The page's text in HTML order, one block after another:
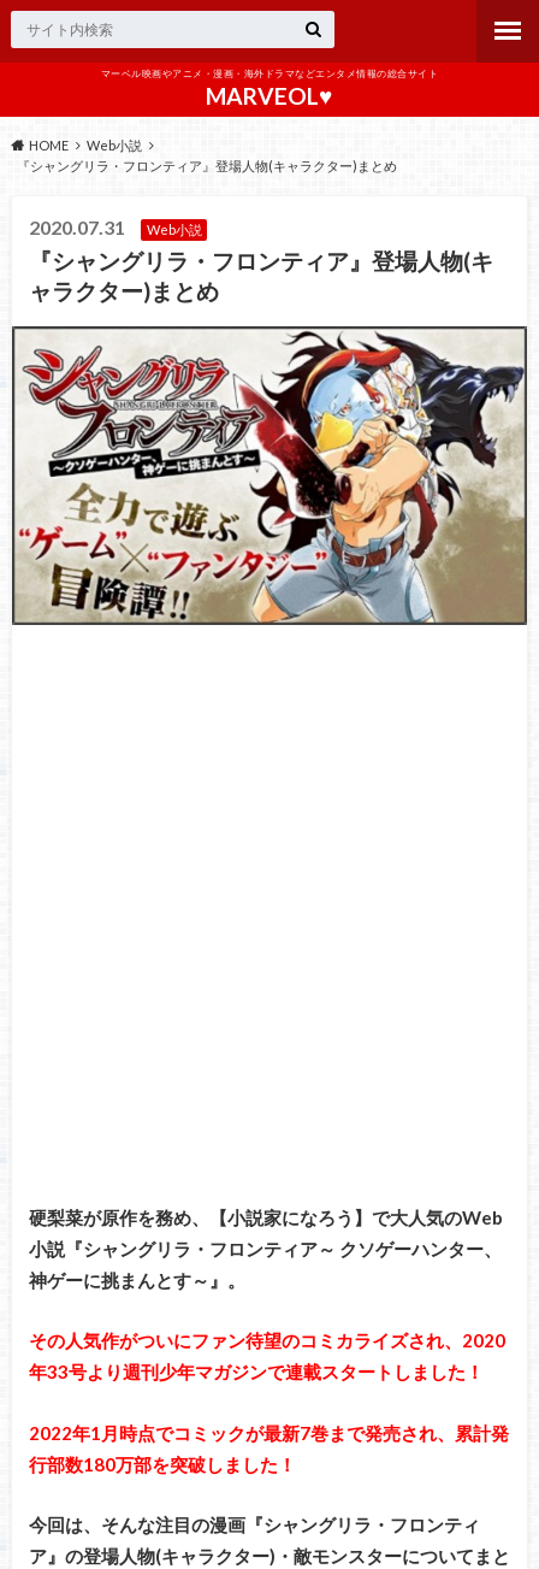
マーベル映画やアニメ・漫画・海外ドラマなどエンタメ情報の総合サイト
MARVEOL♥️
HOME
Web小説
『シャングリラ・フロンティア』登場人物(キャラクター)まとめ
2020.07.31 Web小説
『シャングリラ・フロンティア』登場人物(キ
ャラクター)まとめ
硬梨菜が原作を務め、【小説家になろう】で大人気のWeb
小説『シャングリラ・フロンティア～ クソゲーハンター、
神ゲーに挑まんとす～』。
その人気作がついにファン待望のコミカライズされ、2020
年33号より週刊少年マガジンで連載スタートしました！
2022年1月時点でコミックが最新7巻まで発売され、累計発
行部数180万部を突破しました！
今回は、そんな注目の漫画『シャングリラ・フロンティ
ア』の登場人物(キャラクター)・敵モンスターについてまと